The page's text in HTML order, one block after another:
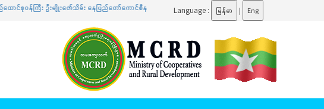
း ဦးမျိုးဇော်သိမ်း နေပြည်တော်ကောင်စီနယ်မြေအတွင်း သမဝါယမစနစ် စိုက်ပျိုးမွေးမြူရေး၊ မိသားစုဝင်ငွေတိုးပွားရေး
Language : မြန်မာ | Eng